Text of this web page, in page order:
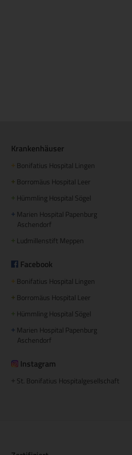
Krankenhäuser
+ Bonifatius Hospital Lingen
+ Borromäus Hospital Leer
+ Hümmling Hospital Sögel
+ Marien Hospital Papenburg
Aschendorf
+ Ludmillenstift Meppen
Facebook
+ Bonifatius Hospital Lingen
+ Borromäus Hospital Leer
+ Hümmling Hospital Sögel
+ Marien Hospital Papenburg
Aschendorf
Instagram
St. Bonifatius Hospitalgesellschaft